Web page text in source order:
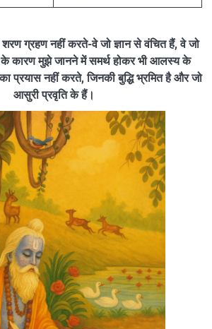
शरण ग्रहण नहीं करते-वे जो ज्ञान से वंचित हैं, वे जो
के कारण मुझे जानने में समर्थ होकर भी आलस्य के
प्रयास नहीं करते, जिनकी बुद्धि भ्रमित है और जो
आसुरी प्रवृति के हैं।